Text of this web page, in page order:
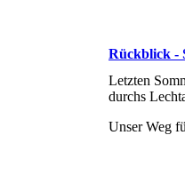
Rückblick -
Letzten
durchs
Unser Weg